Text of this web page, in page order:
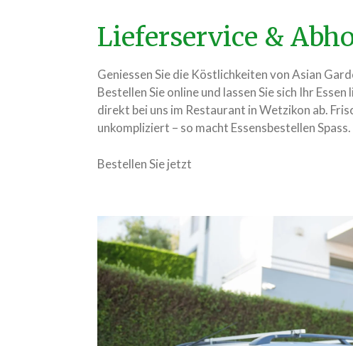
Lieferservice &
Geniessen Sie die Köstlichkeiten von Asian
Bestellen Sie online und lassen Sie sich Ihr
direkt bei uns im Restaurant in Wetzikon ab.
unkompliziert – so macht Essensbestellen Spass.
Bestellen Sie jetzt